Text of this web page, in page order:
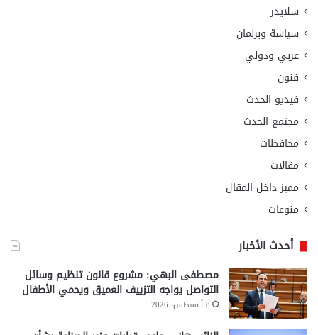
سلايدر
سياسة وبرلمان
عربي ودولي
فنون
فيديو الحدث
مجتمع الحدث
محافظات
مقالات
مميز داخل المقال
منوعات
أحدث الأخبار
مصطفى البهي: مشروع قانون تنظيم وسائل
التواصل يواجه التزييف العميق ويحمي الأطفال
8 أغسطس، 2026